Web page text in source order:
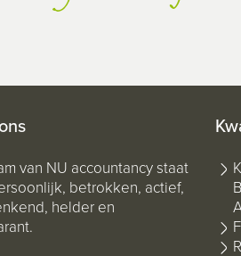
van NU accountancy staat
betrokken, actief,
helder en